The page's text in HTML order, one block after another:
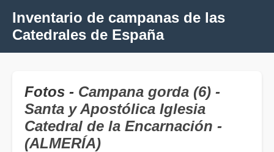
Inventario de campanas de las
Catedrales de España
Fotos - Campana gorda (6) -
Santa y Apostólica Iglesia
Catedral de la Encarnación -
(ALMERÍA)